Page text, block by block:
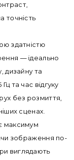
точність
здатністю
— ідеально
дизайну та
та час відгуку
без розмиття,
сценах.
максимум
зображення по-
виглядають